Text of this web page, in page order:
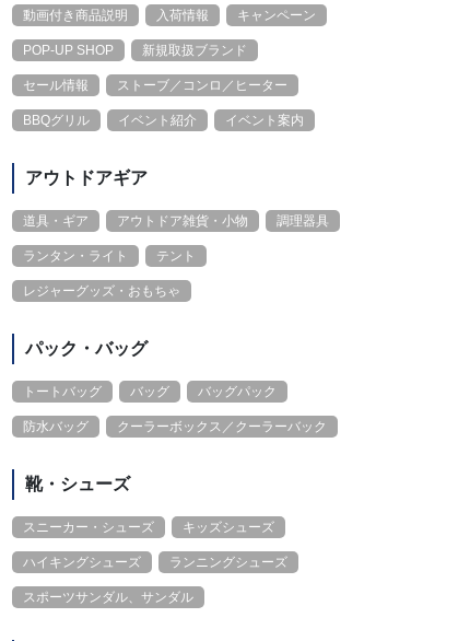
動画付き商品説明 入荷情報 キャンペーン
POP-UP SHOP 新規取扱ブランド
セール情報 ストーブ／コンロ／ヒーター
BBQグリル イベント紹介 イベント案内
アウトドアギア
道具・ギア アウトドア雑貨・小物 調理器具
ランタン・ライト テント
レジャーグッズ・おもちゃ
パック・バッグ
トートバッグ バッグ バッグパック
防水バッグ クーラーボックス／クーラーバック
靴・シューズ
スニーカー・シューズ キッズシューズ
ハイキングシューズ ランニングシューズ
スポーツサンダル、サンダル